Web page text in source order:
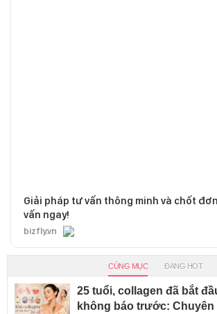
Giải pháp tư vấn thông minh và chốt
vấn ngay!
bizfly.vn
CÙNG MỤC ĐANG HOT
25 tuổi, collagen đã bắt
không báo trước: Chuyên